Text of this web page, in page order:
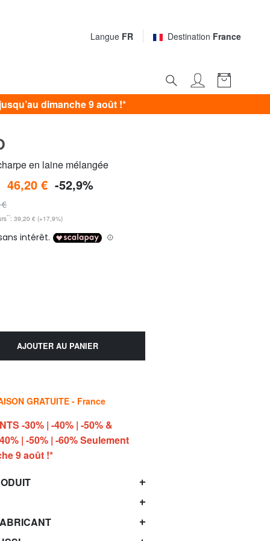
Langue FR Destination France
dimanche 9 août !*
en laine mélangée
46,20 € -52,9%
€
**: 39,20 € (+17,9%)
AJOUTER AU PANIER
GRATUITE - France
-30% | -40% | -50% &
| -50% | -60% Seulement
9 août !*